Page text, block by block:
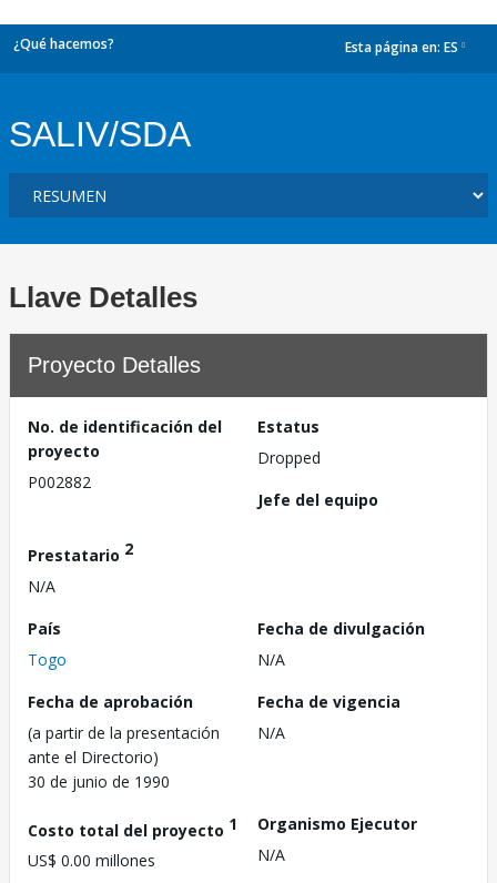
¿Qué hacemos? Esta página en: ES
SALIV/SDA
Llave Detalles
Proyecto Detalles
No. de identificación del
proyecto
P002882
Estatus
Dropped
Jefe del equipo
Prestatario 2
N/A
País
Togo
Fecha de divulgación
N/A
Fecha de aprobación
(a partir de la presentación
ante el Directorio)
30 de junio de 1990
Fecha de vigencia
N/A
Costo total del proyecto 1
US$ 0.00 millones
Organismo Ejecutor
N/A